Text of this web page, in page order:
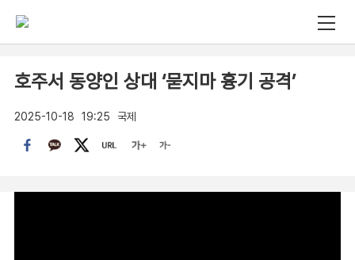
호주서 동양인 상대 ‘묻지마 흉기 공격’
2025-10-18 19:25 국제